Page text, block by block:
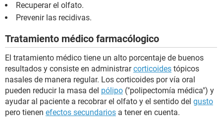
Recuperar el olfato.
Prevenir las recidivas.
Tratamiento médico farmacólogico
El tratamiento médico tiene un alto porcentaje de buenos
resultados y consiste en administrarcorticoides tópicos
nasales de manera regular. Los corticoides por vía oral
pueden reducir la masa del pólipo ("polipectomía médica") y
ayudar al paciente a recobrar el olfato y el sentido del gusto
pero tienen efectos secundarios a tener en cuenta.